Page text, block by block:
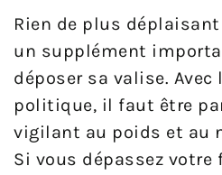
Rien de plus
un supplément
déposer sa valise. Avec
politique, il faut être
vigilant au poids et au
Si vous dépassez votre